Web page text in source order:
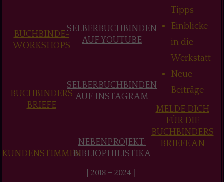
| 2018 – 2024 |
BUCHBINDE-
WORKSHOPS
BUCHBINDERS
BRIEFE
KUNDENSTIMMEN
SELBERBUCHBINDEN
AUF YOUTUBE
SELBERBUCHBINDEN
AUF INSTAGRAM
NEBENPROJEKT:
BIBLIOPHILISTIKA
Tipps
Einblicke
in die
Werkstatt
Neue
Beiträge
MELDE DICH
FÜR DIE
BUCHBINDERS
BRIEFE AN